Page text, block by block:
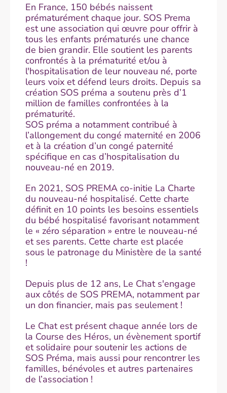
En France, 150 bébés naissent
prématurément chaque jour. SOS Prema
est une association qui œuvre pour offrir à
tous les enfants prématurés une chance
de bien grandir. Elle soutient les parents
confrontés à la prématurité et/ou à
l'hospitalisation de leur nouveau né, porte
leurs voix et défend leurs droits. Depuis sa
création SOS préma a soutenu près d’1
million de familles confrontées à la
prématurité.
SOS préma a notamment contribué à
l’allongement du congé maternité en 2006
et à la création d’un congé paternité
spécifique en cas d’hospitalisation du
nouveau-né en 2019.
En 2021, SOS PREMA co-initie La Charte
du nouveau-né hospitalisé. Cette charte
définit en 10 points les besoins essentiels
du bébé hospitalisé favorisant notamment
le « zéro séparation » entre le nouveau-né
et ses parents. Cette charte est placée
sous le patronage du Ministère de la santé
!
Depuis plus de 12 ans, Le Chat s'engage
aux côtés de SOS PREMA, notamment par
un don financier, mais pas seulement !
Le Chat est présent chaque année lors de
la Course des Héros, un évènement sportif
et solidaire pour soutenir les actions de
SOS Préma, mais aussi pour rencontrer les
familles, bénévoles et autres partenaires
de l’association !